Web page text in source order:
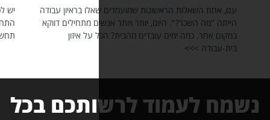
שמועמדים שאלו בראיון עבודה
יותר ויותר אנשים מתחילים דווקא
עובדים מהבית? הכל על איזון
יש לכם פרופיל לינקדאין
התחלתם לפרסם מדי פעם
תחשפו את הלינקדאין שלכם
לרשותכם בכל